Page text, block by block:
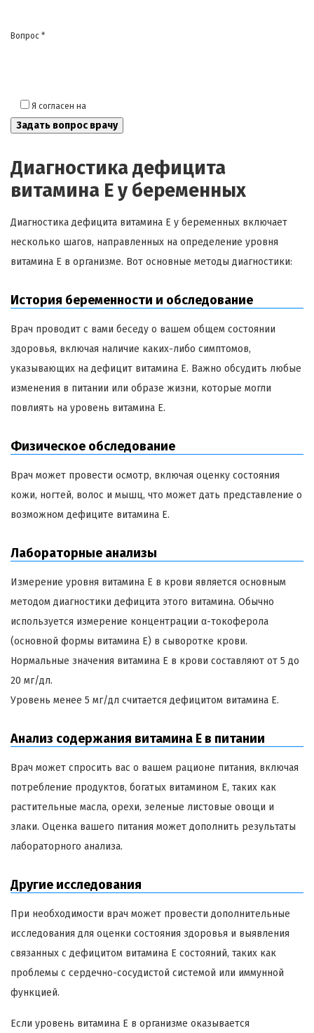
Вопрос *
Я согласен на
Диагностика дефицита
витамина Е у беременных
Диагностика дефицита витамина Е у беременных включает
несколько шагов, направленных на определение уровня
витамина Е в организме. Вот основные методы диагностики:
История беременности и обследование
Врач проводит с вами беседу о вашем общем состоянии
здоровья, включая наличие каких-либо симптомов,
указывающих на дефицит витамина Е. Важно обсудить любые
изменения в питании или образе жизни, которые могли
повлиять на уровень витамина Е.
Физическое обследование
Врач может провести осмотр, включая оценку состояния
кожи, ногтей, волос и мышц, что может дать представление о
возможном дефиците витамина Е.
Лабораторные анализы
Измерение уровня витамина Е в крови является основным
методом диагностики дефицита этого витамина. Обычно
используется измерение концентрации α-токоферола
(основной формы витамина Е) в сыворотке крови.
Нормальные значения витамина Е в крови составляют от 5 до
20 мг/дл.
Уровень менее 5 мг/дл считается дефицитом витамина Е.
Анализ содержания витамина Е в питании
Врач может спросить вас о вашем рационе питания, включая
потребление продуктов, богатых витамином Е, таких как
растительные масла, орехи, зеленые листовые овощи и
злаки. Оценка вашего питания может дополнить результаты
лабораторного анализа.
Другие исследования
При необходимости врач может провести дополнительные
исследования для оценки состояния здоровья и выявления
связанных с дефицитом витамина Е состояний, таких как
проблемы с сердечно-сосудистой системой или иммунной
функцией.
Если уровень витамина Е в организме оказывается